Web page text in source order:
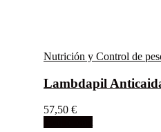
Nutrición y Control de
Lambdapil
57,50 €